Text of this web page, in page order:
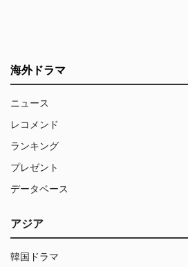
海外ドラマ
ニュース
レコメンド
ランキング
プレゼント
データベース
アジア
韓国ドラマ